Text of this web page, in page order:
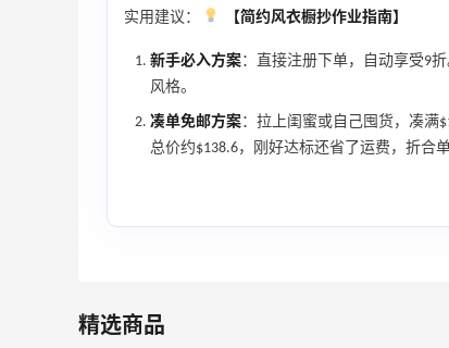
实用建议：
【简约风衣橱抄作业指南】
新手必入方案：直接注册下单，自动享受9
风格。
凑单免邮方案：拉上闺蜜或自己囤货，凑满
总价约$138.6，刚好达标还省了运费，折合
精选商品